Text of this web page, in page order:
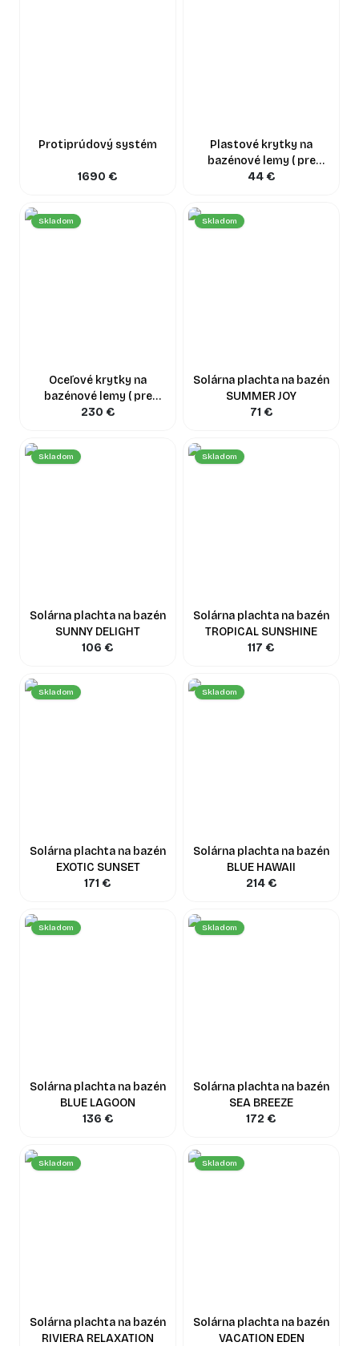
Protiprúdový systém
1690 €
Plastové krytky na
bazénové lemy ( pre
Summer JOY / Sunny
44 €
Skladom
Oceľové krytky na
bazénové lemy ( pre
Summer JOY / Sunny
230 €
Skladom
Solárna plachta na bazén
SUMMER JOY
71 €
Skladom
Solárna plachta na bazén
SUNNY DELIGHT
106 €
Skladom
Solárna plachta na bazén
TROPICAL SUNSHINE
117 €
Skladom
Solárna plachta na bazén
EXOTIC SUNSET
171 €
Skladom
Solárna plachta na bazén
BLUE HAWAII
214 €
Skladom
Solárna plachta na bazén
BLUE LAGOON
136 €
Skladom
Solárna plachta na bazén
SEA BREEZE
172 €
Skladom
Solárna plachta na bazén
RIVIERA RELAXATION
Skladom
Solárna plachta na bazén
VACATION EDEN